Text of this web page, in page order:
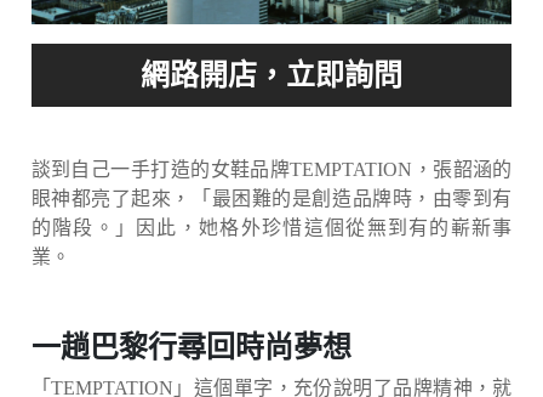
談到自己一手打造的女鞋品牌TEMPTATION，張韶涵的
眼神都亮了起來，「最困難的是創造品牌時，由零到有
的階段。」因此，她格外珍惜這個從無到有的嶄新事
業。
一趟巴黎行尋回時尚夢想
「TEMPTATION」這個單字，充份說明了品牌精神，就